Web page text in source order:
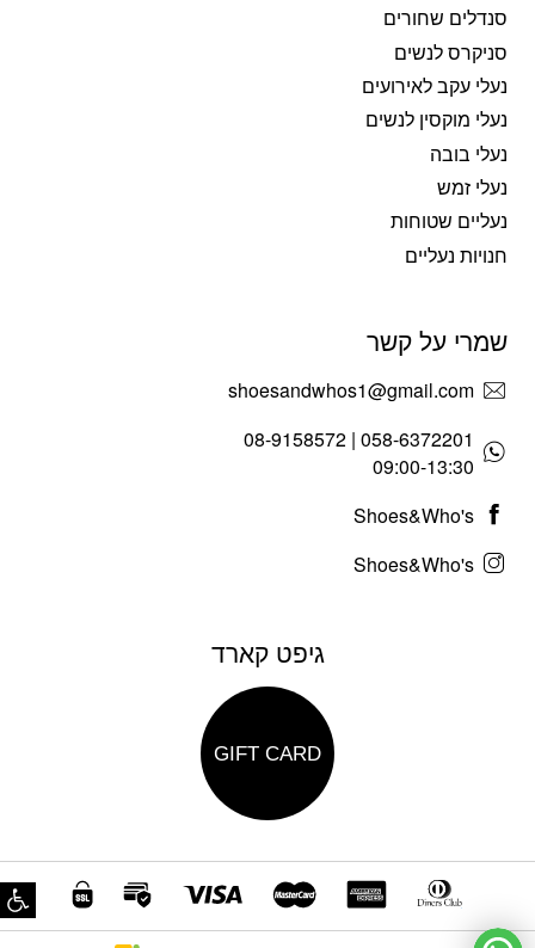
סנדלים שחורים
סניקרס לנשים
נעלי עקב לאירועים
נעלי מוקסין לנשים
נעלי בובה
נעלי זמש
נעליים שטוחות
חנויות נעליים
שמרי על קשר
shoesandwhos1@gmail.com
058-6372201 | 08-9158572
09:00-13:30
Shoes&Who's
Shoes&Who's
גיפט קארד
GIFT CARD